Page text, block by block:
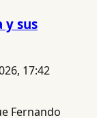
y sus
17:42